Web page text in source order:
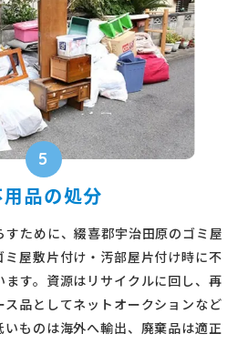
5
品の処分
すために、綴喜郡宇治田原のゴミ屋
屋敷片付け・汚部屋片付け時に不
ます。資源はリサイクルに回し、再
ス品としてネットオークションなど
ものは海外へ輸出、廃棄品は適正